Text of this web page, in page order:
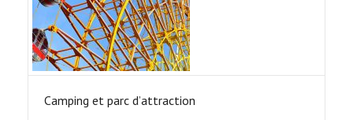
Camping et parc dʼattraction